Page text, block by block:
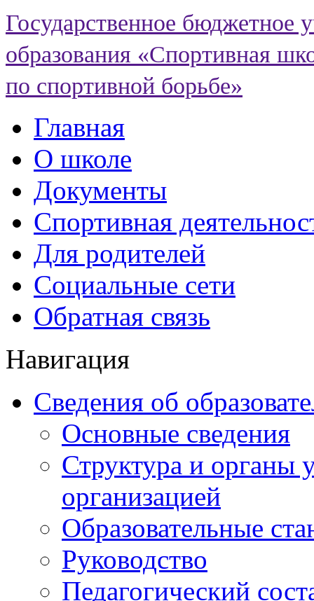
Государственное бюджетное
образования «Спортивная
по спортивной борьбе»
Главная
О школе
Документы
Спортивная
Для родителей
Социальные сети
Обратная связь
Навигация
Сведения об
Основные сведения
Структура и органы
организацией
Образовательные
Руководство
Педагогический